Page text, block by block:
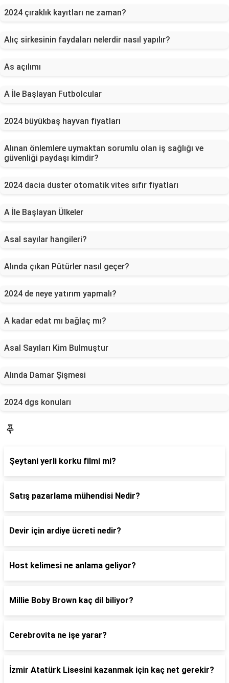
2024 çıraklık kayıtları ne zaman?
Alıç sirkesinin faydaları nelerdir nasıl yapılır?
As açılımı
A İle Başlayan Futbolcular
2024 büyükbaş hayvan fiyatları
Alınan önlemlere uymaktan sorumlu olan iş sağlığı ve
güvenliği paydaşı kimdir?
2024 dacia duster otomatik vites sıfır fiyatları
A İle Başlayan Ülkeler
Asal sayılar hangileri?
Alında çıkan Pütürler nasıl geçer?
2024 de neye yatırım yapmalı?
A kadar edat mı bağlaç mı?
Asal Sayıları Kim Bulmuştur
Alında Damar Şişmesi
2024 dgs konuları
Şeytani yerli korku filmi mi?
Satış pazarlama mühendisi Nedir?
Devir için ardiye ücreti nedir?
Host kelimesi ne anlama geliyor?
Millie Boby Brown kaç dil biliyor?
Cerebrovita ne işe yarar?
İzmir Atatürk Lisesini kazanmak için kaç net gerekir?